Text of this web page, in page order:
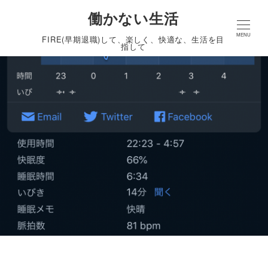
働かない生活
FIRE(早期退職)して、楽しく、快適な、生活を目
指して
MENU